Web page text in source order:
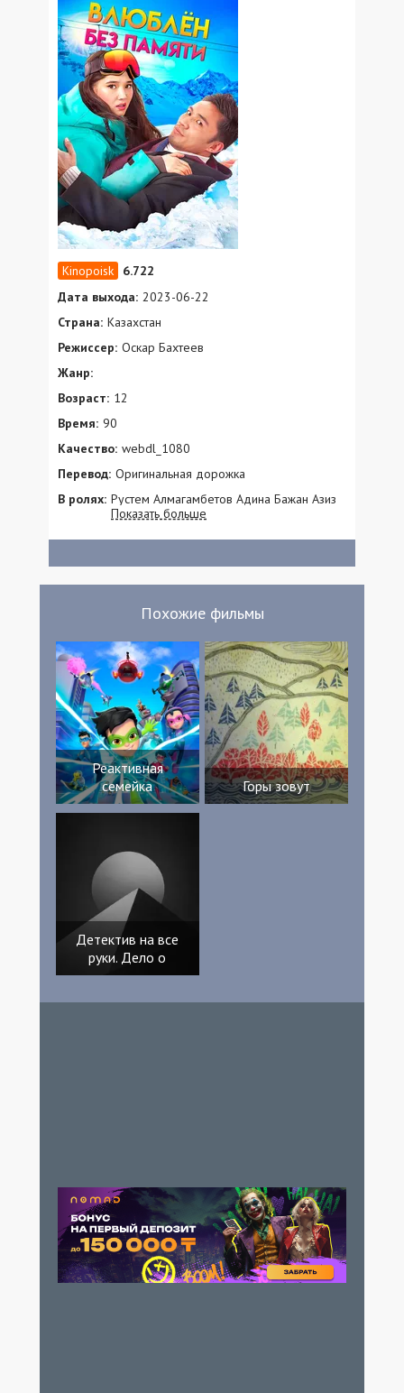
6.722
Дата выхода: 2023-06-22
Страна: Казахстан
Режиссер: Оскар Бахтеев
Жанр:
Возраст: 12
Время: 90
Качество: webdl_1080
Перевод: Оригинальная дорожка
В ролях: Рустем Алмагамбетов Адина Бажан Азиз
Бейшеналиев Шынар Аскарова Рыскул
Показать больше
Похожие фильмы
Реактивная
семейка
Горы зовут
Детектив на все
руки. Дело о